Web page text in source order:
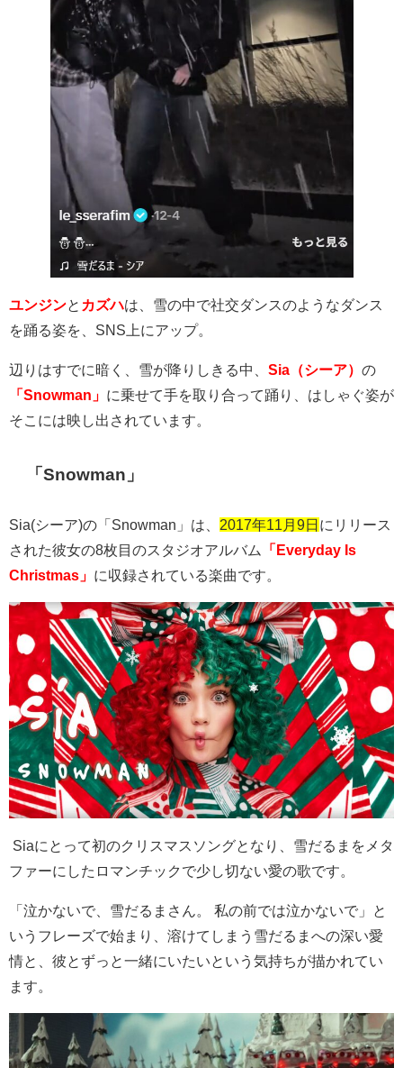
ユンジンと カズハは、雪の中で社交ダンスのようなダンス
を踊る姿を、 SNS 上にアップ。
辺りはすでに暗く、雪が降りしきる中、 Sia（シーア） の
「Snowman」 に乗せて手を取り合って踊り、はしゃぐ姿が
そこには映し出されています。
「Snowman 」
Sia(シーア)の「Snowman 」は、 2017年11月9日にリリース
された彼女の8枚目のスタジオアルバム
「Everyday Is
Christmas」 に収録されている楽曲です。
Siaにとって初のクリスマスソングとなり、雪だるまをメタ
ファーにしたロマンチックで少し切ない愛の歌です。
「泣かないで、雪だるまさん。 私の前では泣かないで」と
いうフレーズで始まり、溶けてしまう雪だるまへの深い愛
情と、彼とずっと一緒にいたいという気持ちが描かれてい
ます。